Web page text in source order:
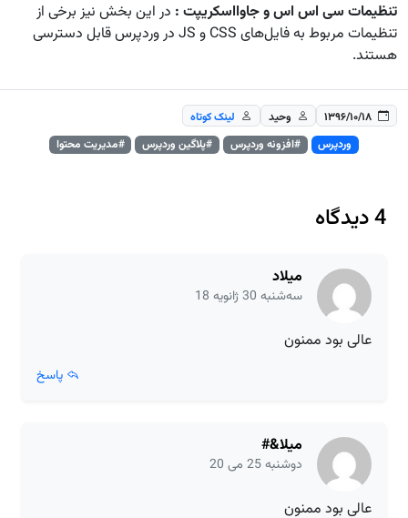
تنظیمات سی اس اس و جاوااسکریپت : در این بخش نیز برخی از
تنظیمات مربوط به فایل‌های CSS و JS در وردپرس قابل دسترسی
هستند.
۱۳۹۶/۱۰/۱۸ وحید
لینک کوتاه
وردپرس
#افزونه وردپرس #پلاگین وردپرس #مدیریت محتوا
4 دیدگاه
میلاد
سه‌شنبه 30 ژانویه 18
عالی بود ممنون
پاسخ
میلا&#
دوشنبه 25 می 20
عالی بود ممنون